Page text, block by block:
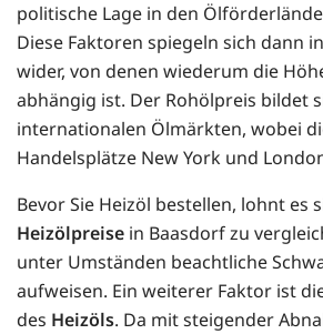
politische Lage in den
Diese Faktoren spiegeln sich dann
wider, von denen wiederum die
abhängig ist. Der Rohölpreis bildet
internationalen Ölmärkten, wobei
Handelsplätze New York und
Bevor Sie Heizöl bestellen, lohnt es
Heizölpreise in Baasdorf zu
unter Umständen beachtliche
aufweisen. Ein weiterer Faktor ist
des Heizöls. Da mit steigender